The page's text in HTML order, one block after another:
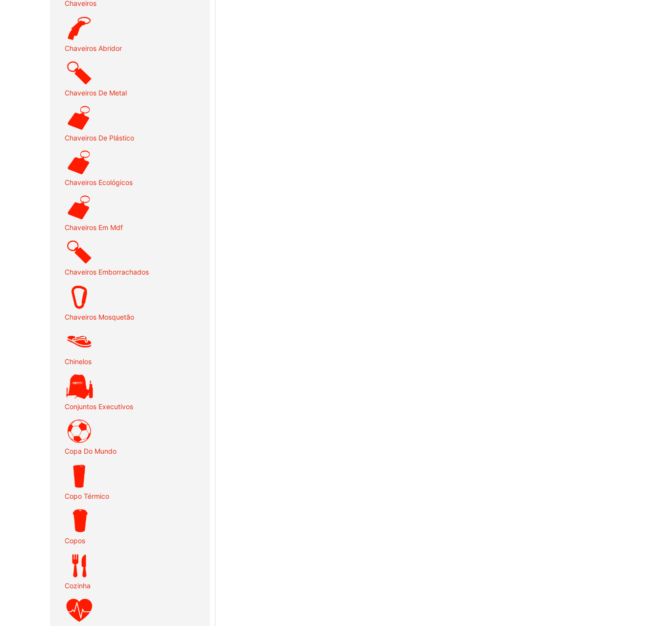
Chaveiros
Chaveiros Abridor
Chaveiros De Metal
Chaveiros De Plástico
Chaveiros Ecológicos
Chaveiros Em Mdf
Chaveiros Emborrachados
Chaveiros Mosquetão
Chinelos
Conjuntos Executivos
Copa Do Mundo
Copo Térmico
Copos
Cozinha